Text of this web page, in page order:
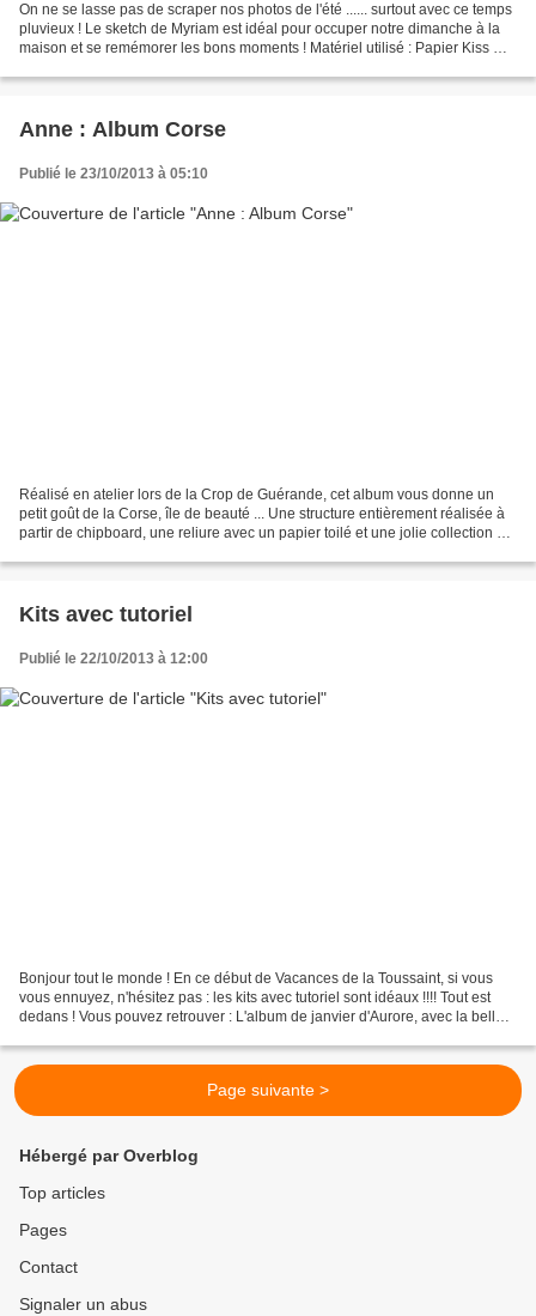
On ne se lasse pas de scraper nos photos de l'été ...... surtout avec ce temps
pluvieux ! Le sketch de Myriam est idéal pour occuper notre dimanche à la
maison et se remémorer les bons moments ! Matériel utilisé : Papier Kiss My
Anne : Album Corse
Publié le 23/10/2013 à 05:10
Réalisé en atelier lors de la Crop de Guérande, cet album vous donne un
petit goût de la Corse, île de beauté ... Une structure entièrement réalisée à
partir de chipboard, une reliure avec un papier toilé et une jolie collection de
Kits avec tutoriel
Publié le 22/10/2013 à 12:00
Bonjour tout le monde ! En ce début de Vacances de la Toussaint, si vous
vous ennuyez, n'hésitez pas : les kits avec tutoriel sont idéaux !!!! Tout est
dedans ! Vous pouvez retrouver : L'album de janvier d'Aurore, avec la belle
Page suivante >
Hébergé par Overblog
Top articles
Pages
Contact
Signaler un abus